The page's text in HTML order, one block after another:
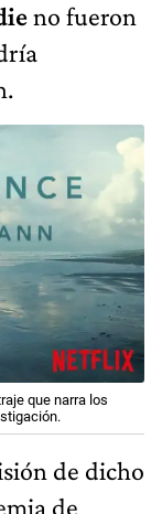
no fueron
que narra los
de dicho
de